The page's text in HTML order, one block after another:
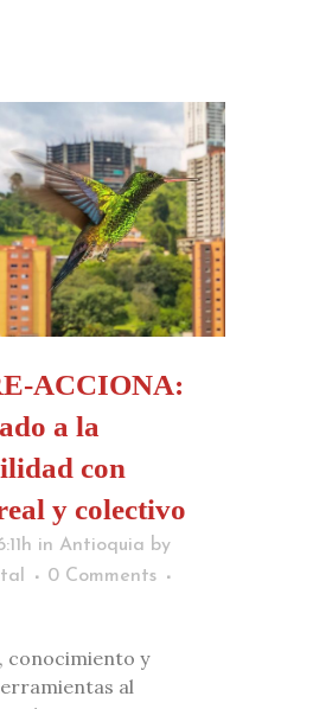
ACCIONA:
a la
con
y colectivo
in Antioquia by
0 Comments
conocimiento y
al